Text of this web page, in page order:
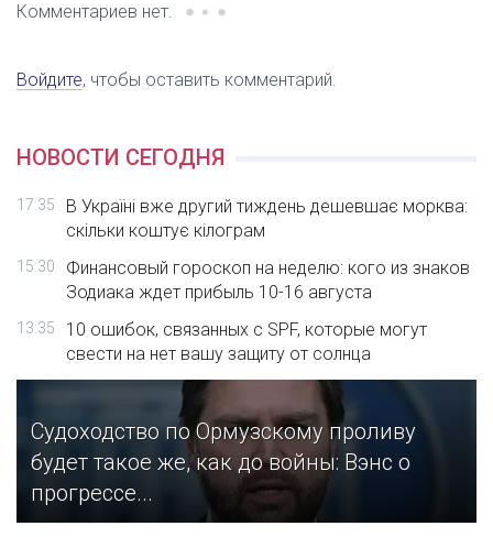
Комментариев нет.
Войдите, чтобы оставить комментарий.
НОВОСТИ СЕГОДНЯ
17:35
В Україні вже другий тиждень дешевшає морква:
скільки коштує кілограм
15:30
Финансовый гороскоп на неделю: кого из знаков
Зодиака ждет прибыль 10-16 августа
13:35
10 ошибок, связанных с SPF, которые могут
свести на нет вашу защиту от солнца
Судоходство по Ормузскому проливу
будет такое же, как до войны: Вэнс о
прогрессе...